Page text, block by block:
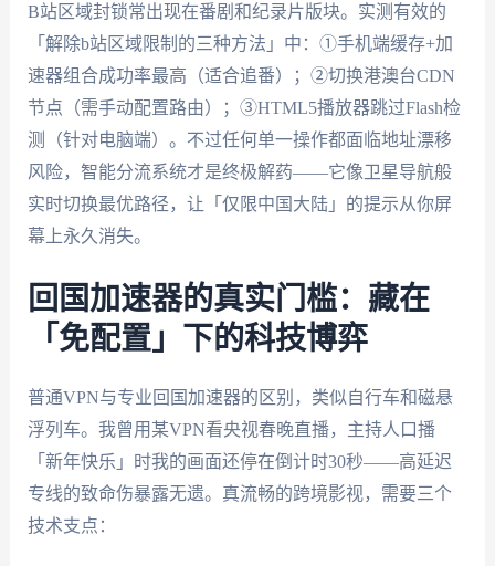
B站区域封锁常出现在番剧和纪录片版块。实测有效的
「解除b站区域限制的三种方法」中：①手机端缓存+加
速器组合成功率最高（适合追番）；②切换港澳台CDN
节点（需手动配置路由）；③HTML5播放器跳过Flash检
测（针对电脑端）。不过任何单一操作都面临地址漂移
风险，智能分流系统才是终极解药——它像卫星导航般
实时切换最优路径，让「仅限中国大陆」的提示从你屏
幕上永久消失。
回国加速器的真实门槛：藏在
「免配置」下的科技博弈
普通VPN与专业回国加速器的区别，类似自行车和磁悬
浮列车。我曾用某VPN看央视春晚直播，主持人口播
「新年快乐」时我的画面还停在倒计时30秒——高延迟
专线的致命伤暴露无遗。真流畅的跨境影视，需要三个
技术支点：